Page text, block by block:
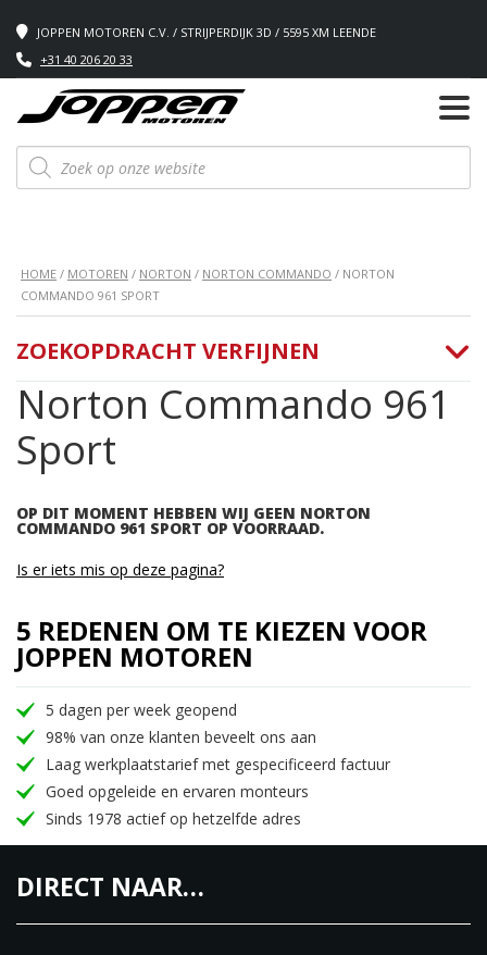
JOPPEN MOTOREN C.V. / STRIJPERDIJK 3D / 5595 XM LEENDE
+31 40 206 20 33
Producten
zoeken
HOME / MOTOREN / NORTON / NORTON COMMANDO / NORTON
COMMANDO 961 SPORT
Norton Commando 961
Sport
OP DIT MOMENT HEBBEN WIJ GEEN NORTON
COMMANDO 961 SPORT OP VOORRAAD.
ZOEKOPDRACHT VERFIJNEN
Is er iets mis op deze pagina?
5 REDENEN OM TE KIEZEN VOOR
JOPPEN MOTOREN
5 dagen per week geopend
98% van onze klanten beveelt ons aan
Laag werkplaatstarief met gespecificeerd factuur
Goed opgeleide en ervaren monteurs
Sinds 1978 actief op hetzelfde adres
DIRECT NAAR…